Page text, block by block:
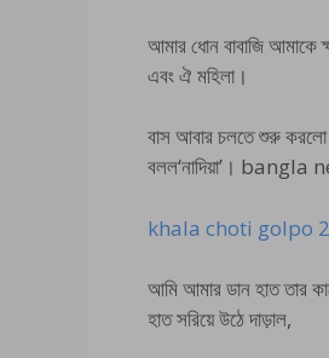
আমার ধোন বাবাজি আমাকে
এবং ঐ মহিলা।
বাস আবার চলতে শুরু করলো
বলল‘নাদিয়া’। bangla
khala choti golpo
আমি আমার ডান হাত তার
হাত সরিয়ে উঠে দাড়াল,